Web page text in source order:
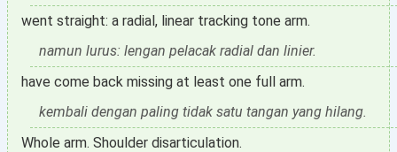
went straight: a radial, linear tracking tone arm.
namun lurus: lengan pelacak radial dan linier.
have come back missing at least one full arm.
kembali dengan paling tidak satu tangan yang hilang.
Whole arm. Shoulder disarticulation.